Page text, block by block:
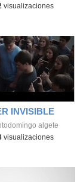
visualizaciones
INVISIBLE
algete
visualizaciones